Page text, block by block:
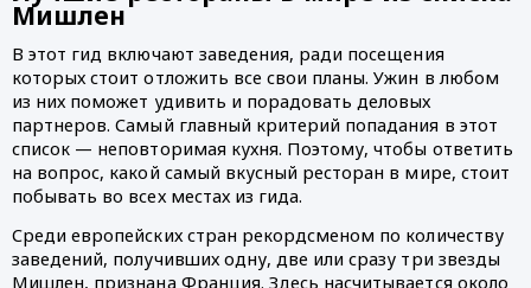
Мишлен
В этот гид включают заведения, ради посещения
которых стоит отложить все свои планы. Ужин в любом
из них поможет удивить и порадовать деловых
партнеров. Самый главный критерий попадания в этот
список — неповторимая кухня. Поэтому, чтобы ответить
на вопрос, какой самый вкусный ресторан в мире, стоит
побывать во всех местах из гида.
Среди европейских стран рекордсменом по количеству
заведений, получивших одну, две или сразу три звезды
Мишлен, признана Франция. Здесь насчитывается около